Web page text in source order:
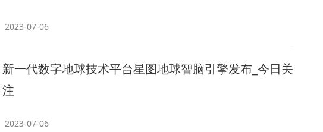
2023-07-06
新一代数字地球技术平台星图地球智脑引擎发布_今日关
注
2023-07-06